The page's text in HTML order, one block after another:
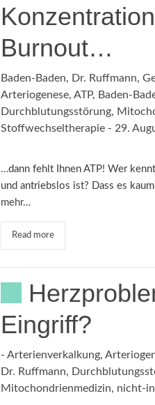
Burnout…
Baden-Baden, Dr. Ruffmann,
Arteriogenese, ATP, Baden-
Durchblutungsstörung,
Stoffwechseltherapie - 29.
…dann fehlt Ihnen ATP! Wer
und antriebslos ist? Dass es
mehr…
Read more
Eingriff?
- Arterienverkalkung,
Dr. Ruffmann,
Mitochondrienmedizin, nicht-